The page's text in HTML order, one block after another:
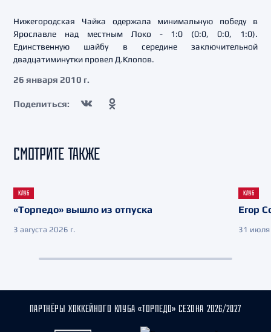
Нижегородская Чайка одержала минимальную победу в
Ярославле над местным Локо - 1:0 (0:0, 0:0, 1:0).
Единственную шайбу в середине заключительной
двадцатиминутки провел Д.Клопов.
26 января 2010 г.
Поделиться:
СМОТРИТЕ ТАКЖЕ
КЛУБ
«Торпедо» вышло из отпуска
3 августа 2026 г.
КЛУБ
Егор
31 июля
ПАРТНЁРЫ ХОККЕЙНОГО КЛУБА «ТОРПЕДО» СЕЗОНА 2026/2027